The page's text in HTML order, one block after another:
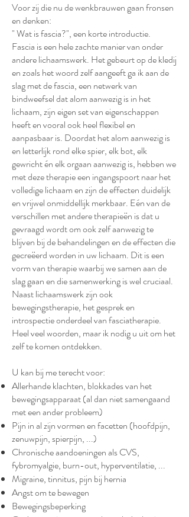
Voor zij die nu de wenkbrauwen gaan fronsen
en denken:
" Wat is fascia?", een korte introductie.
Fascia is een hele zachte manier van onder
andere lichaamswerk. Het gebeurt op de kledij
en zoals het woord zelf aangeeft ga ik aan de
slag met de fascia, een netwerk van
bindweefsel dat alom aanwezig is in het
lichaam, zijn eigen set van eigenschappen
heeft en vooral ook heel flexibel en
aanpasbaar is. Doordat het alom aanwezig is
en letterlijk rond elke spier, elk bot, elk
gewricht én elk orgaan aanwezig is, hebben we
met deze therapie een ingangspoort naar het
volledige lichaam en zijn de effecten duidelijk
en vrijwel onmiddellijk merkbaar. Eén van de
verschillen met andere therapieën is dat u
gevraagd wordt om ook zelf aanwezig te
blijven bij de behandelingen en de effecten die
gecreëerd worden in uw lichaam. Dit is een
vorm van therapie waarbij we samen aan de
slag gaan en die samenwerking is wel cruciaal.
Naast lichaamswerk zijn ook
bewegingstherapie, het gesprek en
introspectie onderdeel van fasciatherapie.
Heel veel woorden, maar ik nodig u uit om het
zelf te komen ontdekken.
U kan bij me terecht voor:
Allerhande klachten, blokkades van het
bewegingsapparaat (al dan niet samengaand
met een ander probleem)
Pijn in al zijn vormen en facetten (hoofdpijn,
zenuwpijn, spierpijn, ...)
Chronische aandoeningen als CVS,
fybromyalgie, burn-out, hyperventilatie, ...
Migraine, tinnitus, pijn bij hernia
Angst om te bewegen
Bewegingsbeperking